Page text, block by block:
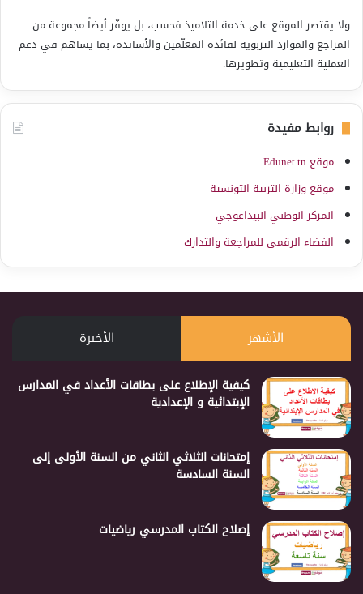
ولا يقتصر الموقع على خدمة التلاميذ فحسب، بل يوفّر أيضاً مجموعة من
المراجع والموارد التربوية لفائدة المعلّمين والأساتذة، بما يساهم في دعم
العملية التعليمية وتطويرها.
روابط مفيدة
موقع Edunet.tn
موقع وزارة التربية التونسية
المركز الوطني البيداغوجي
الفضاء الرقمي للمراجعة والتدارك
الأشهر الأخيرة
كيفية الإطلاع على بطاقات الأعداد في المدارس
الإبتدائية و الإعدادية
إمتحانات الثلاثي الثاني من السنة الأولى إلى
السنة السادسة
إصلاح الكتاب المدرسي رياضيات